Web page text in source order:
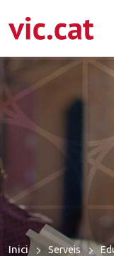
al contingut
a la navegació
de contacte
Inici Serveis